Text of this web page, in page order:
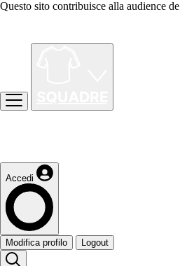
Questo sito contribuisce alla audience de
Accedi
Modifica profilo Logout